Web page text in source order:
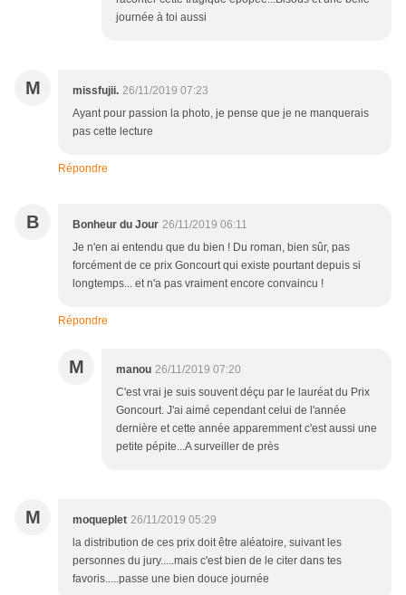
journée à toi aussi
M missfujii. 26/11/2019 07:23
Ayant pour passion la photo, je pense que je ne manquerais
pas cette lecture
Répondre
B Bonheur du Jour 26/11/2019 06:11
Je n'en ai entendu que du bien ! Du roman, bien sûr, pas
forcément de ce prix Goncourt qui existe pourtant depuis si
longtemps... et n'a pas vraiment encore convaincu !
Répondre
M manou 26/11/2019 07:20
C'est vrai je suis souvent déçu par le lauréat du Prix
Goncourt. J'ai aimé cependant celui de l'année
dernière et cette année apparemment c'est aussi une
petite pépite...A surveiller de près
M moqueplet 26/11/2019 05:29
la distribution de ces prix doit être aléatoire, suivant les
personnes du jury.....mais c'est bien de le citer dans tes
favoris.....passe une bien douce journée